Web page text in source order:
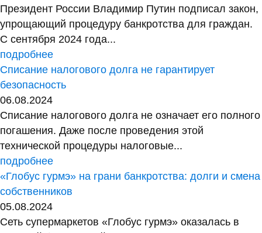
Президент России Владимир Путин подписал закон,
упрощающий процедуру банкротства для граждан.
С сентября 2024 года...
подробнее
Списание налогового долга не гарантирует
безопасность
06.08.2024
Списание налогового долга не означает его полного
погашения. Даже после проведения этой
технической процедуры налоговые...
подробнее
«Глобус гурмэ» на грани банкротства: долги и смена
собственников
05.08.2024
Сеть супермаркетов «Глобус гурмэ» оказалась в